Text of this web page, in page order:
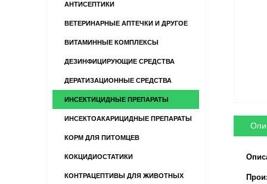
АНТИСЕПТИКИ
ВЕТЕРИНАРНЫЕ АПТЕЧКИ И ДРУГОЕ
ВИТАМИННЫЕ КОМПЛЕКСЫ
ДЕЗИНФИЦИРУЮЩИЕ СРЕДСТВА
ДЕРАТИЗАЦИОННЫЕ СРЕДСТВА
ИНСЕКТИЦИДНЫЕ ПРЕПАРАТЫ
ИНСЕКТОАКАРИЦИДНЫЕ ПРЕПАРАТЫ
КОРМ ДЛЯ ПИТОМЦЕВ
КОКЦИДИОСТАТИКИ
КОНТРАЦЕПТИВЫ ДЛЯ ЖИВОТНЫХ